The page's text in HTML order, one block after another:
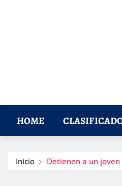
HOME
Inicio Detienen a un